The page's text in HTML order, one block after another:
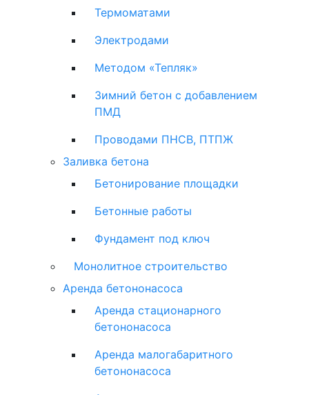
Термоматами
Электродами
Методом «Тепляк»
Зимний бетон с добавлением
ПМД
Проводами ПНСВ, ПТПЖ
Заливка бетона
Бетонирование площадки
Бетонные работы
Фундамент под ключ
Монолитное строительство
Аренда бетононасоса
Аренда стационарного
бетононасоса
Аренда малогабаритного
бетононасоса